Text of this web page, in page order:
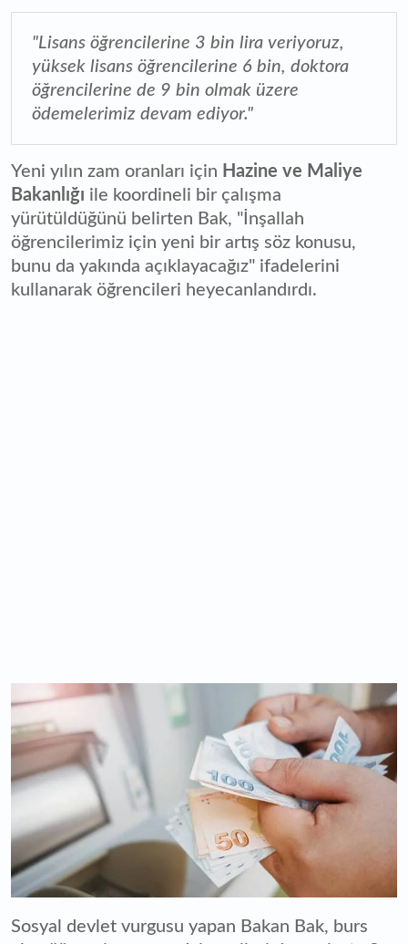
"Lisans öğrencilerine 3 bin lira veriyoruz,
yüksek lisans öğrencilerine 6 bin, doktora
öğrencilerine de 9 bin olmak üzere
ödemelerimiz devam ediyor."
Yeni yılın zam oranları için Hazine ve Maliye
Bakanlığı ile koordineli bir çalışma
yürütüldüğünü belirten Bak, "İnşallah
öğrencilerimiz için yeni bir artış söz konusu,
bunu da yakında açıklayacağız" ifadelerini
kullanarak öğrencileri heyecanlandırdı.
Sosyal devlet vurgusu yapan Bakan Bak, burs